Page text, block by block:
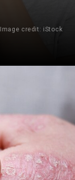
Image credit: iStock